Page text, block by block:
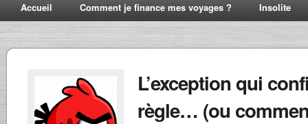
Accueil Comment je finance mes voyages ? Insolite
L’exception qui
règle… (ou